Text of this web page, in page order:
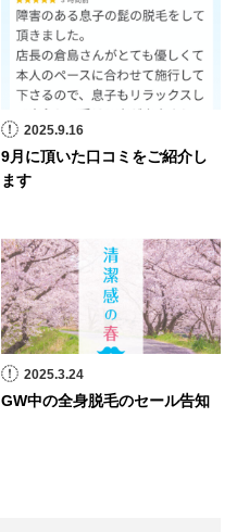
2025.9.16
9月に頂いた口コミをご紹介し
ます
2025.3.24
GW中の全身脱毛のセール告知